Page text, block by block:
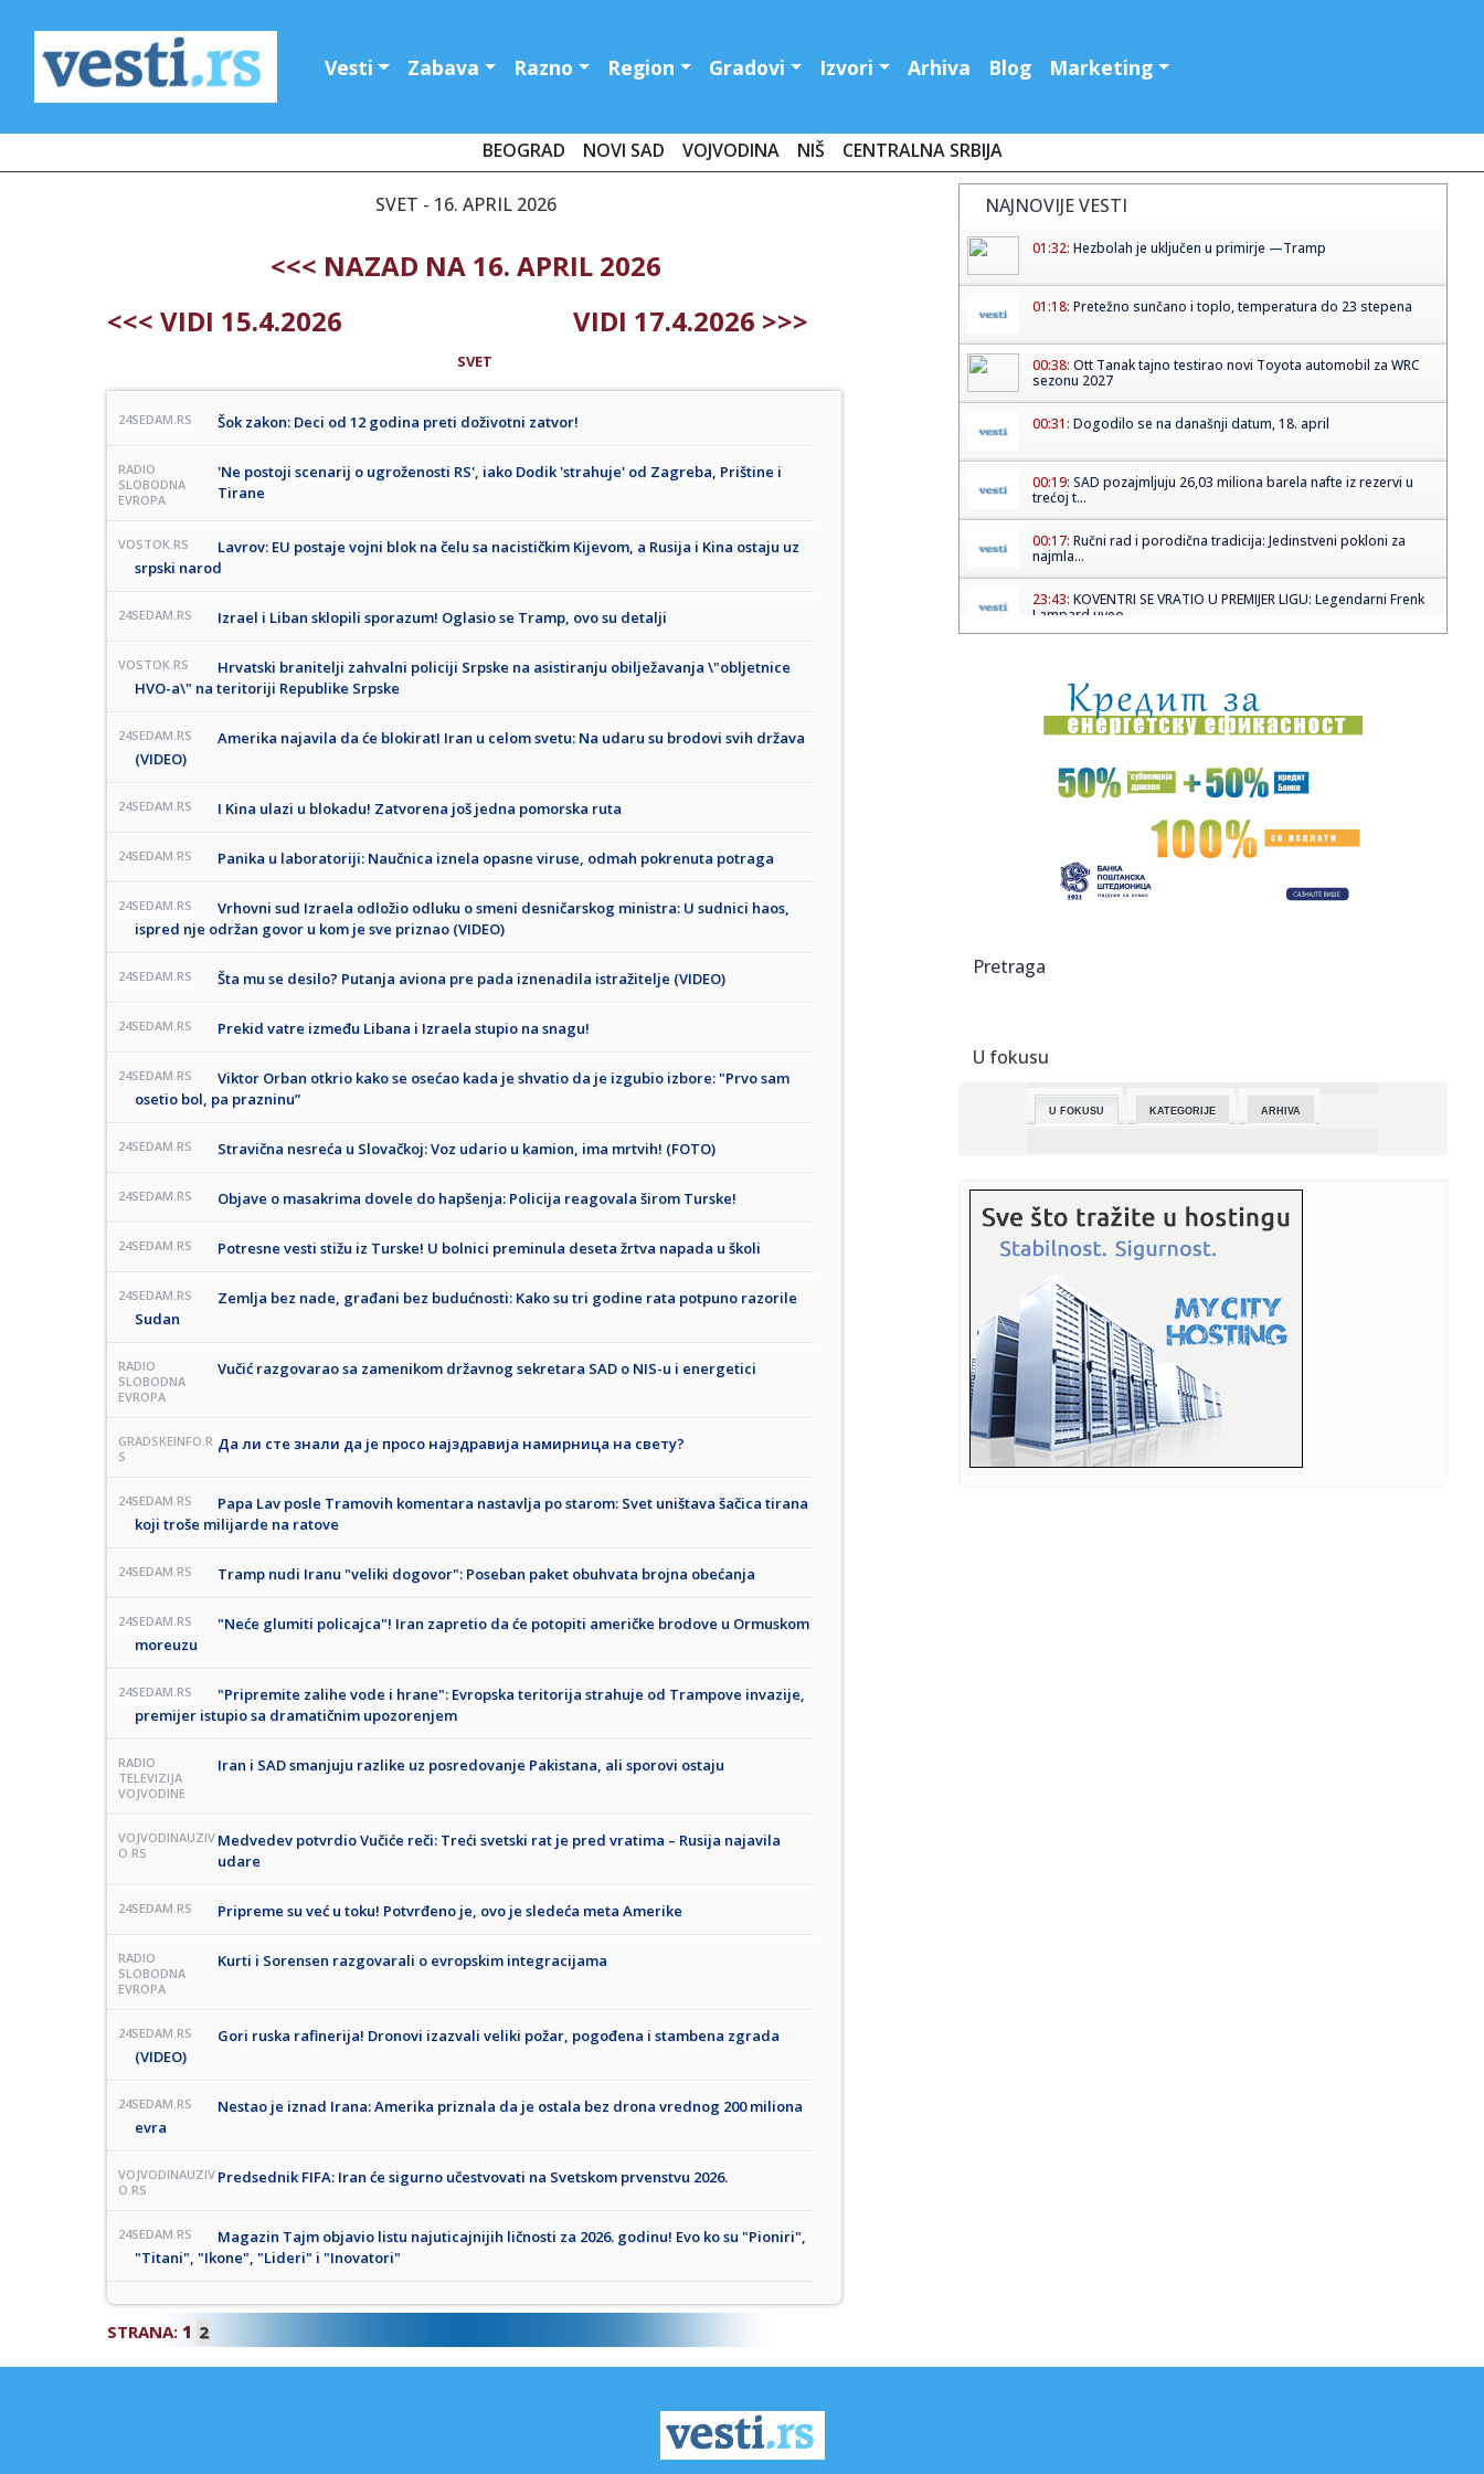
Vesti Zabava Razno Region Gradovi Izvori Arhiva Blog Marketing
BEOGRAD NOVI SAD VOJVODINA NIŠ CENTRALNA SRBIJA
SVET - 16. APRIL 2026
<<< NAZAD NA 16. APRIL 2026
<<< VIDI 15.4.2026
VIDI 17.4.2026 >>>
SVET
24SEDAM.RS Šok zakon: Deci od 12 godina preti doživotni zatvor!
RADIO
SLOBODNA
EVROPA
'Ne postoji scenarij o ugroženosti RS', iako Dodik 'strahuje' od Zagreba, Prištine i
Tirane
VOSTOK.RS
Lavrov: EU postaje vojni blok na čelu sa nacističkim Kijevom, a Rusija i Kina ostaju uz
srpski narod
24SEDAM.RS Izrael i Liban sklopili sporazum! Oglasio se Tramp, ovo su detalji
VOSTOK.RS
Hrvatski branitelji zahvalni policiji Srpske na asistiranju obilježavanja \"obljetnice
HVO-a\" na teritoriji Republike Srpske
24SEDAM.RS
Amerika najavila da će blokiratI Iran u celom svetu: Na udaru su brodovi svih država
(VIDEO)
24SEDAM.RS I Kina ulazi u blokadu! Zatvorena još jedna pomorska ruta
24SEDAM.RS Panika u laboratoriji: Naučnica iznela opasne viruse, odmah pokrenuta potraga
24SEDAM.RS
Vrhovni sud Izraela odložio odluku o smeni desničarskog ministra: U sudnici haos,
ispred nje održan govor u kom je sve priznao (VIDEO)
24SEDAM.RS Šta mu se desilo? Putanja aviona pre pada iznenadila istražitelje (VIDEO)
24SEDAM.RS Prekid vatre između Libana i Izraela stupio na snagu!
24SEDAM.RS
Viktor Orban otkrio kako se osećao kada je shvatio da je izgubio izbore: "Prvo sam
osetio bol, pa prazninu”
24SEDAM.RS Stravična nesreća u Slovačkoj: Voz udario u kamion, ima mrtvih! (FOTO)
24SEDAM.RS Objave o masakrima dovele do hapšenja: Policija reagovala širom Turske!
24SEDAM.RS Potresne vesti stižu iz Turske! U bolnici preminula deseta žrtva napada u školi
24SEDAM.RS
Zemlja bez nade, građani bez budućnosti: Kako su tri godine rata potpuno razorile
Sudan
RADIO
SLOBODNA
EVROPA
Vučić razgovarao sa zamenikom državnog sekretara SAD o NIS-u i energetici
GRADSKEINFO.R
S
Да ли сте знали да је просо најздравија намирница на свету?
24SEDAM.RS
Papa Lav posle Tramovih komentara nastavlja po starom: Svet uništava šačica tirana
koji troše milijarde na ratove
24SEDAM.RS Tramp nudi Iranu "veliki dogovor": Poseban paket obuhvata brojna obećanja
24SEDAM.RS
"Neće glumiti policajca"! Iran zapretio da će potopiti američke brodove u Ormuskom
moreuzu
24SEDAM.RS
"Pripremite zalihe vode i hrane": Evropska teritorija strahuje od Trampove invazije,
premijer istupio sa dramatičnim upozorenjem
RADIO
TELEVIZIJA
VOJVODINE
Iran i SAD smanjuju razlike uz posredovanje Pakistana, ali sporovi ostaju
VOJVODINAUZIV
O.RS
Medvedev potvrdio Vučiće reči: Treći svetski rat je pred vratima – Rusija najavila
udare
24SEDAM.RS Pripreme su već u toku! Potvrđeno je, ovo je sledeća meta Amerike
RADIO
SLOBODNA
EVROPA
Kurti i Sorensen razgovarali o evropskim integracijama
24SEDAM.RS
Gori ruska rafinerija! Dronovi izazvali veliki požar, pogođena i stambena zgrada
(VIDEO)
24SEDAM.RS
Nestao je iznad Irana: Amerika priznala da je ostala bez drona vrednog 200 miliona
evra
VOJVODINAUZIV
O.RS
Predsednik FIFA: Iran će sigurno učestvovati na Svetskom prvenstvu 2026.
24SEDAM.RS
Magazin Tajm objavio listu najuticajnijih ličnosti za 2026. godinu! Evo ko su "Pioniri",
"Titani", "Ikone", "Lideri" i "Inovatori"
STRANA: 1 2
NAJNOVIJE VESTI
01:32: Hezbolah je uključen u primirje —Tramp
01:18: Pretežno sunčano i toplo, temperatura do 23 stepena
00:38: Ott Tanak tajno testirao novi Toyota automobil za WRC
sezonu 2027
00:31: Dogodilo se na današnji datum, 18. april
00:19: SAD pozajmljuju 26,03 miliona barela nafte iz rezervi u
trećoj t...
00:17: Ručni rad i porodična tradicija: Jedinstveni pokloni za
najmla...
23:43: KOVENTRI SE VRATIO U PREMIJER LIGU: Legendarni Frenk
Lampard uveo...
23:36:Kenedi napao studiju o paracetamolu i autizmu: "To je
smeće" (VI...
23:36:Žena iz BiH osuđena jer je primala socijalnu pomoć dok se
pros...
Državljani BiH "opustošili" devet firmi u Klagenfurtu
23:32:Sećanje na Milicu Rakić i svu decu koju nam je NATO pobio
u SAD
23:30:
23:24:
Bolan poraz Dubočice u Čačku u meču sa domaćim
23:15:VIDEO: BMW M3 sa 720 KS na Autobanu
23:15:Makron iznenadio Melonijevu: Zagrljaj i poljubac pred
kamerama (V...
23:01:CRN DAN ZA KOŠARKU: Napustio nas je jedan od najvećih
košarka...
22:56:Pobeda Zdravlja za kraj sezone, sudija Dimovski nakon 33
godine p...
Pretraga
U fokusu
U FOKUSU KATEGORIJE ARHIVA